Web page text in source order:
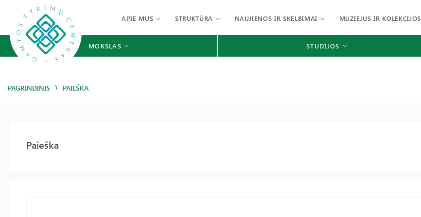
APIE MUS STRUKTŪRA NAUJIENOS IR SKELBIMAI MUZIEJUS IR KOLEKCIJOS
MOKSLAS STUDIJOS
PAGRINDINIS / PAIEŠKA
Paieška